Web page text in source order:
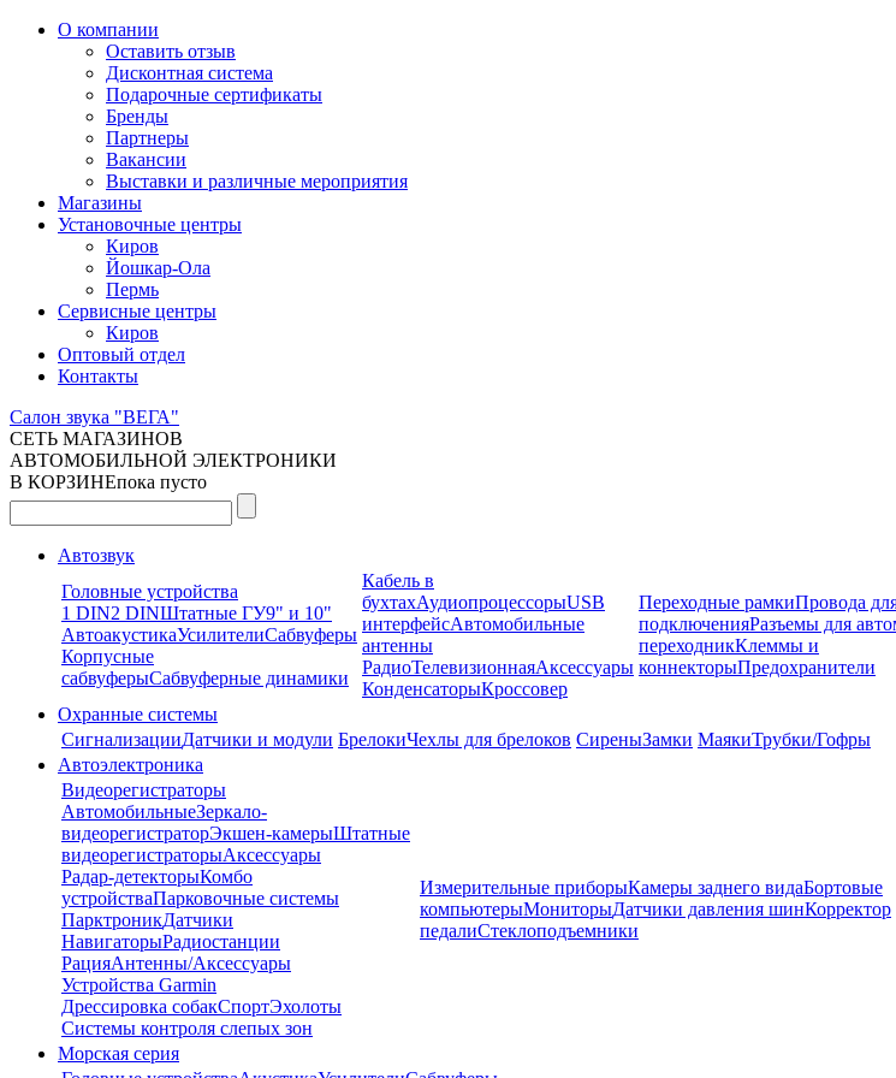
О компании
Оставить отзыв
Дисконтная система
Подарочные сертификаты
Бренды
Партнеры
Вакансии
Выставки и различные мероприятия
Магазины
Установочные центры
Киров
Йошкар-Ола
Пермь
Сервисные центры
Киров
Оптовый отдел
Контакты
Салон звука "ВЕГА"
СЕТЬ МАГАЗИНОВ
АВТОМОБИЛЬНОЙ ЭЛЕКТРОНИКИ
В КОРЗИНЕпока пусто
Автозвук
Головные устройства
1 DIN2 DINШтатные ГУ9" и 10"
АвтоакустикаУсилителиСабвуферы
Корпусные
сабвуферыСабвуферные динамики
Кабель в
бухтахАудиопроцессорыUSB
интерфейсАвтомобильные
антенны
РадиоТелевизионнаяАксессуары
КонденсаторыКроссовер
Переходные рамкиПровода
подключенияРазъемы для
переходникКлеммы и
коннекторыПредохранители
Охранные системы
СигнализацииДатчики и модули БрелокиЧехлы для брелоков СиреныЗамки МаякиТрубки/Гофры
Автоэлектроника
Видеорегистраторы
АвтомобильныеЗеркало-
видеорегистраторЭкшен-камерыШтатные
видеорегистраторыАксессуары
Радар-детекторыКомбо
устройстваПарковочные системы
ПарктроникДатчики
НавигаторыРадиостанции
РацияАнтенны/Аксессуары
Устройства Garmin
Дрессировка собакСпортЭхолоты
Системы контроля слепых зон
Измерительные приборыКамеры заднего видаБортовые
компьютерыМониторыДатчики давления шинКорректор
педалиСтеклоподъемники
Морская серия